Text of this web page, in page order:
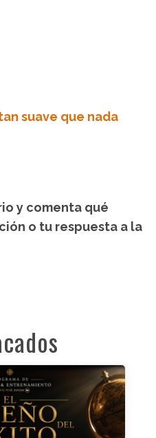
suave que nada
y comenta qué
o tu respuesta a la